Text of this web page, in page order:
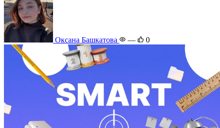
Оксана Башкатова — 0